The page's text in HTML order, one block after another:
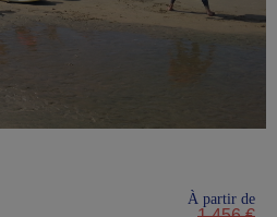
À partir de